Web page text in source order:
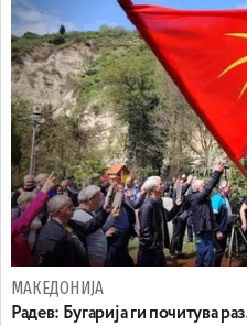
МАКЕДОНИЈА
Радев: Бугарија ги почитува